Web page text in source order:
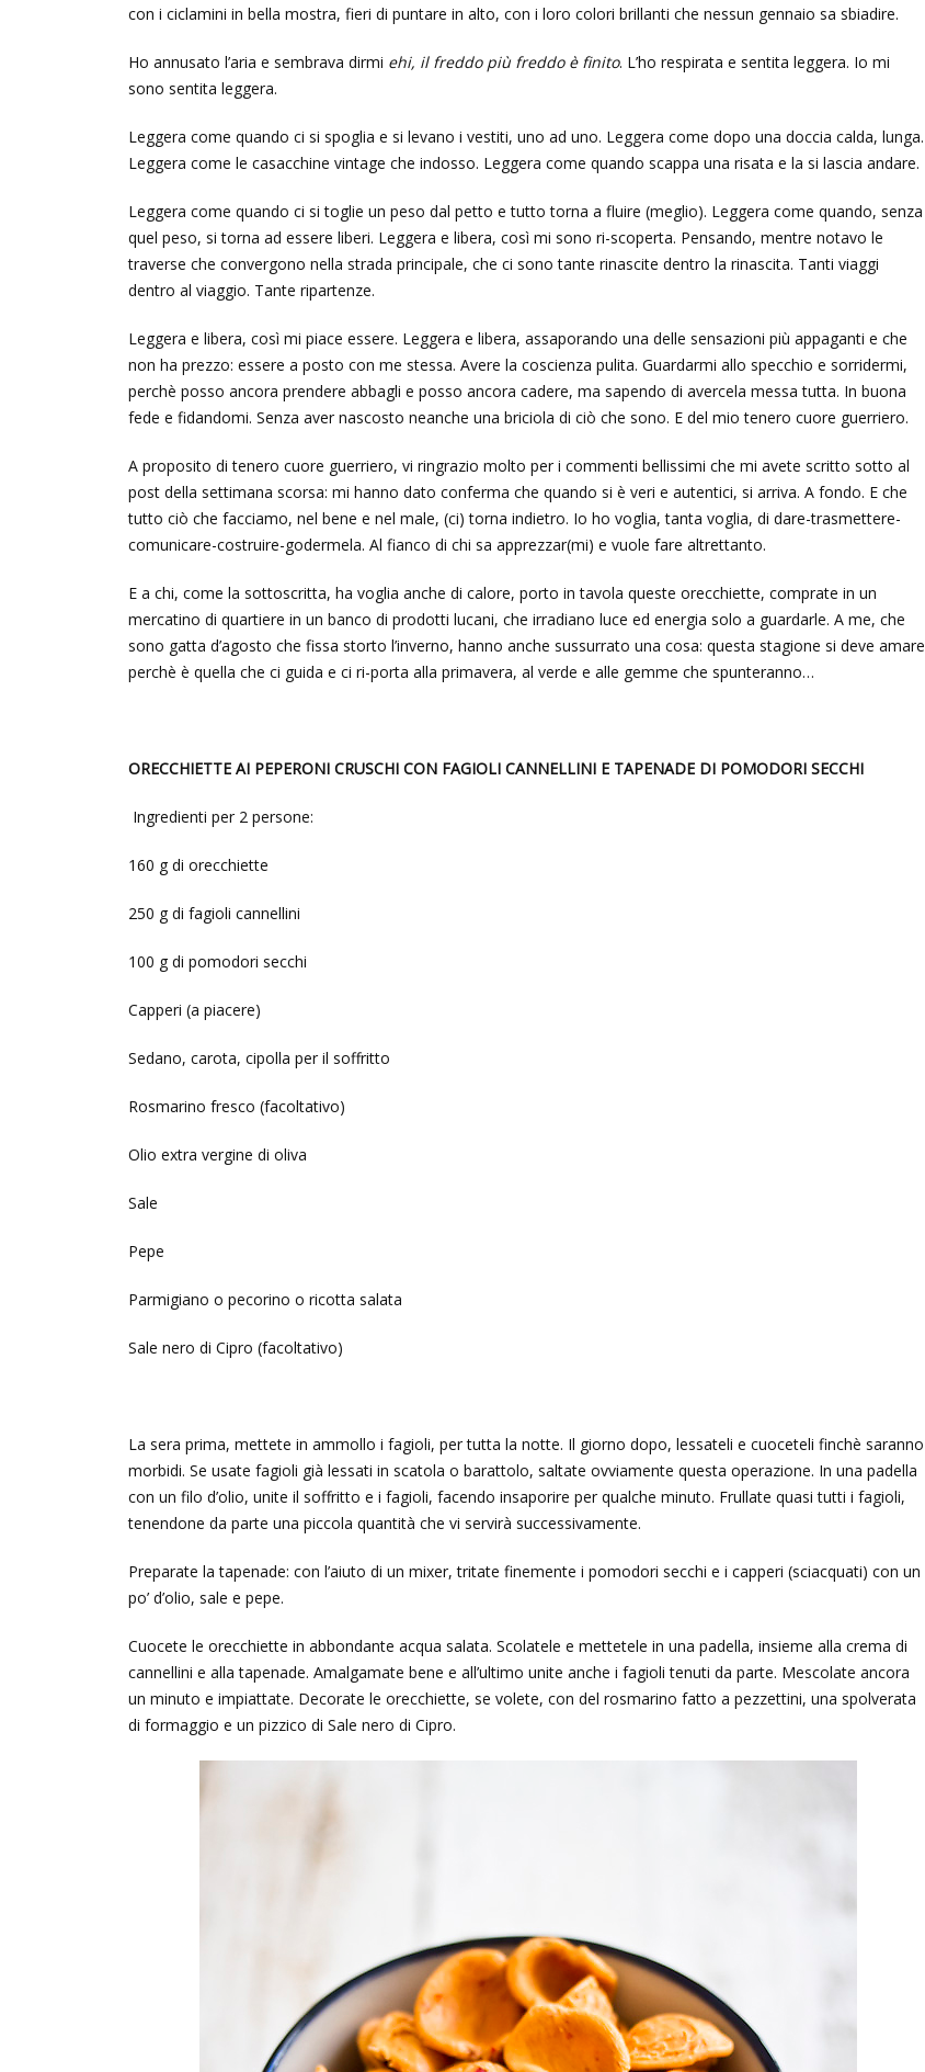
con i ciclamini in bella mostra, fieri di puntare in alto, con i loro colori brillanti che nessun gennaio sa sbiadire.
Ho annusato l’aria e sembrava dirmi ehi, il freddo più freddo è finito. L’ho respirata e sentita leggera. Io mi
sono sentita leggera.
Leggera come quando ci si spoglia e si levano i vestiti, uno ad uno. Leggera come dopo una doccia calda, lunga.
Leggera come le casacchine vintage che indosso. Leggera come quando scappa una risata e la si lascia andare.
Leggera come quando ci si toglie un peso dal petto e tutto torna a fluire (meglio). Leggera come quando, senza
quel peso, si torna ad essere liberi. Leggera e libera, così mi sono ri-scoperta. Pensando, mentre notavo le
traverse che convergono nella strada principale, che ci sono tante rinascite dentro la rinascita. Tanti viaggi
dentro al viaggio. Tante ripartenze.
Leggera e libera, così mi piace essere. Leggera e libera, assaporando una delle sensazioni più appaganti e che
non ha prezzo: essere a posto con me stessa. Avere la coscienza pulita. Guardarmi allo specchio e sorridermi,
perchè posso ancora prendere abbagli e posso ancora cadere, ma sapendo di avercela messa tutta. In buona
fede e fidandomi. Senza aver nascosto neanche una briciola di ciò che sono. E del mio tenero cuore guerriero.
A proposito di tenero cuore guerriero, vi ringrazio molto per i commenti bellissimi che mi avete scritto sotto al
post della settimana scorsa: mi hanno dato conferma che quando si è veri e autentici, si arriva. A fondo. E che
tutto ciò che facciamo, nel bene e nel male, (ci) torna indietro. Io ho voglia, tanta voglia, di dare-trasmettere-
comunicare-costruire-godermela. Al fianco di chi sa apprezzar(mi) e vuole fare altrettanto.
E a chi, come la sottoscritta, ha voglia anche di calore, porto in tavola queste orecchiette, comprate in un
mercatino di quartiere in un banco di prodotti lucani, che irradiano luce ed energia solo a guardarle. A me, che
sono gatta d’agosto che fissa storto l’inverno, hanno anche sussurrato una cosa: questa stagione si deve amare
perchè è quella che ci guida e ci ri-porta alla primavera, al verde e alle gemme che spunteranno…
ORECCHIETTE AI PEPERONI CRUSCHI CON FAGIOLI CANNELLINI E TAPENADE DI POMODORI SECCHI
Ingredienti per 2 persone:
160 g di orecchiette
250 g di fagioli cannellini
100 g di pomodori secchi
Capperi (a piacere)
Sedano, carota, cipolla per il soffritto
Rosmarino fresco (facoltativo)
Olio extra vergine di oliva
Sale
Pepe
Parmigiano o pecorino o ricotta salata
Sale nero di Cipro (facoltativo)
La sera prima, mettete in ammollo i fagioli, per tutta la notte. Il giorno dopo, lessateli e cuoceteli finchè saranno
morbidi. Se usate fagioli già lessati in scatola o barattolo, saltate ovviamente questa operazione. In una padella
con un filo d’olio, unite il soffritto e i fagioli, facendo insaporire per qualche minuto. Frullate quasi tutti i fagioli,
tenendone da parte una piccola quantità che vi servirà successivamente.
Preparate la tapenade: con l’aiuto di un mixer, tritate finemente i pomodori secchi e i capperi (sciacquati) con un
po’ d’olio, sale e pepe.
Cuocete le orecchiette in abbondante acqua salata. Scolatele e mettetele in una padella, insieme alla crema di
cannellini e alla tapenade. Amalgamate bene e all’ultimo unite anche i fagioli tenuti da parte. Mescolate ancora
un minuto e impiattate. Decorate le orecchiette, se volete, con del rosmarino fatto a pezzettini, una spolverata
di formaggio e un pizzico di Sale nero di Cipro.